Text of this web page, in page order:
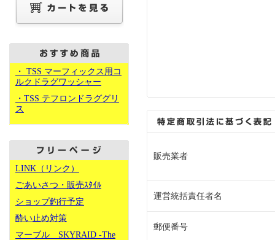
・ TSS マーフィックス用コ
ルクドラグワッシャー
・TSS テフロンドラググリ
ス
LINK（リンク）
ごあいさつ・販売ｽﾀｲﾙ
ショップ釣行予定
酔い止め対策
マーブル SKYRAID -The
販売業者
運営統括責任者名
郵便番号